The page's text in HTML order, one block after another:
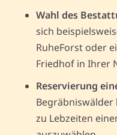
Wahl des
sich
RuheForst oder
Friedhof in Ihrer
Reservierung
zu Lebzeiten